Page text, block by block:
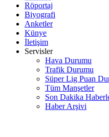
Röportaj
Biyografi
Anketler
Künye
İletişim
Servisler
Hava Durumu
Trafik Durumu
Süper Lig Puan
Tüm Manşetler
Son Dakika
Haber Arşivi